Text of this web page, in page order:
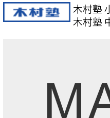
木村塾
木村塾